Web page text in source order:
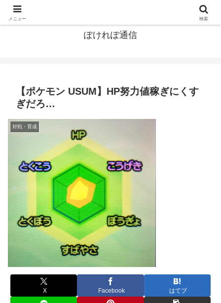
ぽけれぽ通信
【ポケモン USUM】HP努力値稼ぎにくす
ぎだろ…
対戦・育成
X Facebook はてブ
メニュー 検索